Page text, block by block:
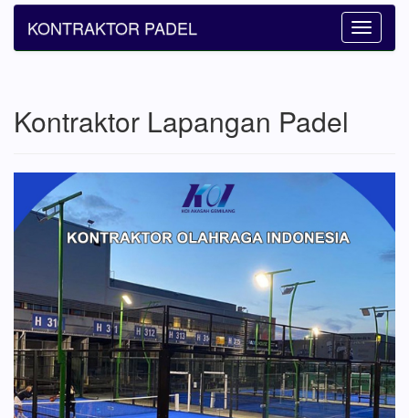
Toggle
KONTRAKTOR PADEL
Kontraktor Lapangan Padel